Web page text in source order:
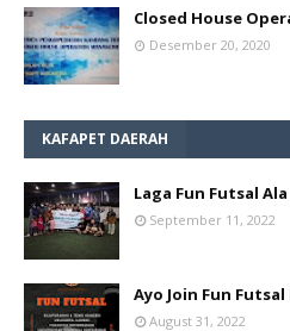
Closed House
Desember 20, 2020
KAFAPET DAERAH
Laga Fun Futsal
September 11, 2022
Ayo Join Fun
August 31, 2022